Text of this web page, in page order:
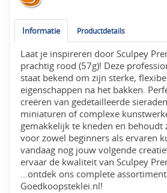
Informatie Productdetails
Laat je inspireren door Sculpey
prachtig rood (57g)! Deze
staat bekend om zijn sterke,
eigenschappen na het bakken.
creëren van gedetailleerde
miniaturen of complexe
gemakkelijk te kneden en behoudt
voor zowel beginners als ervaren
vandaag nog jouw volgende
ervaar de kwaliteit van Sculpey
...ontdek ons complete
Goedkoopsteklei.nl!